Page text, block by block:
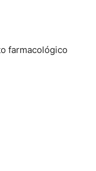
farmacológico